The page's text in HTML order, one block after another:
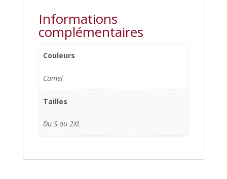
Informations
complémentaires
Couleurs
Camel
Tailles
Du S au 2XL